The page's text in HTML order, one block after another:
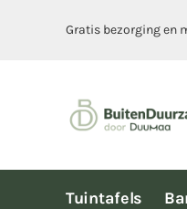
Gratis bezorging en
Tuintafels